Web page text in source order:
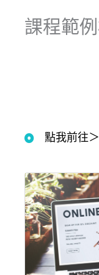
課程範
點我前往